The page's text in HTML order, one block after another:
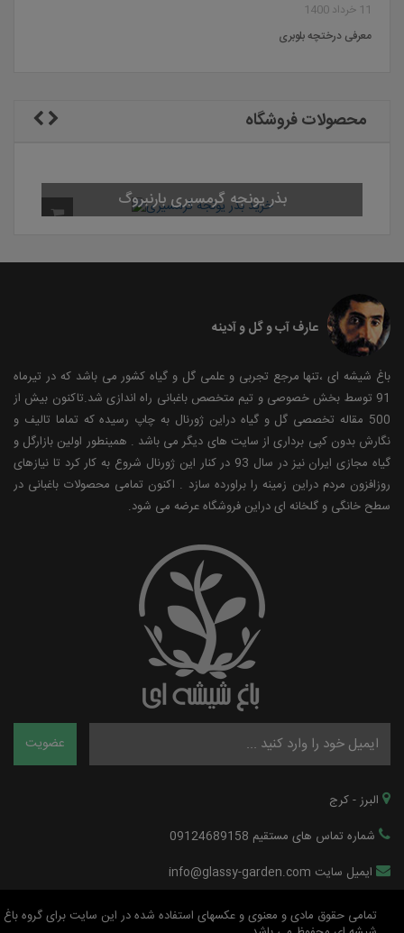
11 خرداد 1400
معرفی درختچه بلوبری
محصولات فروشگاه
بذر یونجه گرمسیری بارنبروگ
عارف آب و گل و آدینه
باغ شیشه ای ،تنها مرجع تجربی و علمی گل و گیاه کشور می باشد که در تیرماه
91 توسط بخش خصوصی و تیم متخصص باغبانی راه اندازی شد.تاکنون بیش از
500 مقاله تخصصی گل و گیاه دراین ژورنال به چاپ رسیده که تماما تالیف و
نگارش بدون کپی برداری از سایت های دیگر می باشد . همینطور اولین بازارگل و
گیاه مجازی ایران نیز در سال 93 در کنار این ژورنال شروع به کار کرد تا نیازهای
روزافزون مردم دراین زمینه را براورده سازد . اکنون تمامی محصولات باغبانی در
سطح خانگی و گلخانه ای دراین فروشگاه عرضه می شود.
البرز - کرج
شماره تماس های مستقیم 09124689158
ایمیل سایت info@glassy-garden.com
تمامی حقوق مادی و معنوی و عکسهای استفاده شده در این سایت برای گروه باغ